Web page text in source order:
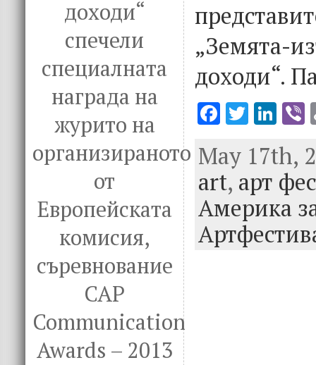
доходи“
спечели
специалната
награда на
журито на
организираното
от
Европейската
комисия,
съревнование
CAP
Communication
Awards – 2013
доходи“.
F
e
b
o
o
k
T
it
te
r
Li
k
e
dI
n
May 17th,
art, арт
Америка